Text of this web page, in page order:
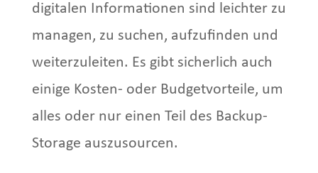
digitalen Informationen sind leichter zu
managen, zu suchen, aufzufinden und
weiterzuleiten. Es gibt sicherlich auch
einige Kosten- oder Budgetvorteile, um
alles oder nur einen Teil des Backup-
Storage auszusourcen.